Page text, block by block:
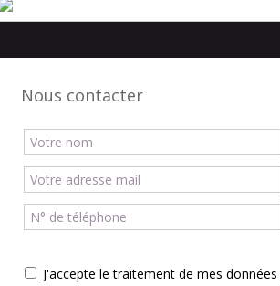
Nous contacter
J'accepte le traitement de mes